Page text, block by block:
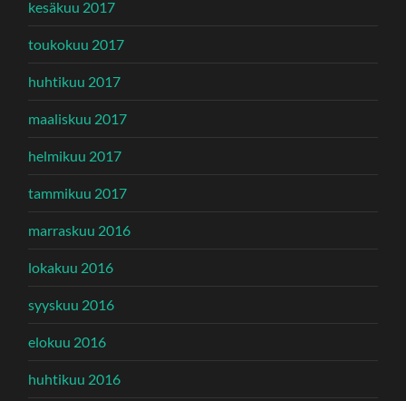
kesäkuu 2017
toukokuu 2017
huhtikuu 2017
maaliskuu 2017
helmikuu 2017
tammikuu 2017
marraskuu 2016
lokakuu 2016
syyskuu 2016
elokuu 2016
huhtikuu 2016